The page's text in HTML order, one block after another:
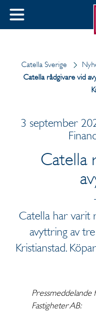
STÄNG
Svenska
Catella Sverige
Catella rådgivare vid
3 september
Catella
Catella har varit
avyttring av
Kristianstad.
Fastigheter AB: